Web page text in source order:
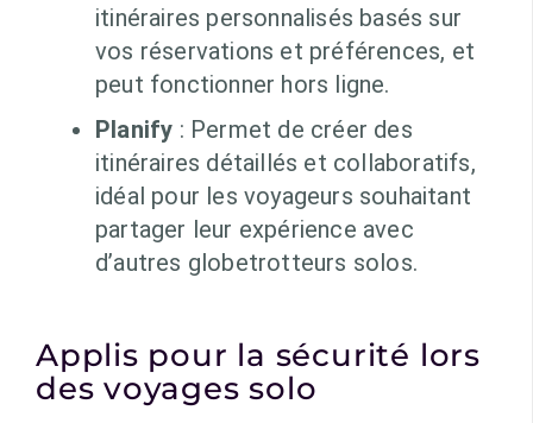
itinéraires personnalisés basés sur
vos réservations et préférences, et
peut fonctionner hors ligne.
Planify : Permet de créer des
itinéraires détaillés et collaboratifs,
idéal pour les voyageurs souhaitant
partager leur expérience avec
d’autres globetrotteurs solos.
Applis pour la sécurité lors
des voyages solo